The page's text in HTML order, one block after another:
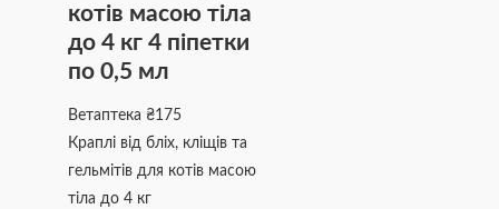
котів масою тіла
до 4 кг 4 піпетки
по 0,5 мл
Ветаптека₴175
Краплі від бліх, кліщів та
гельмітів для котів масою
тіла до 4 кг